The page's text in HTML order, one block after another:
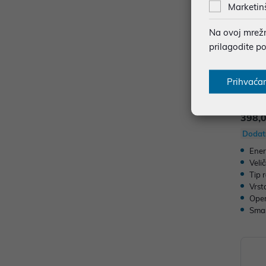
TV
D,
Tip
Na ovoj
prilagodite